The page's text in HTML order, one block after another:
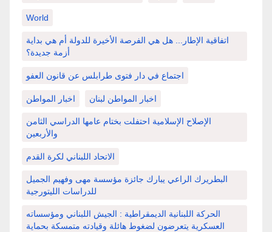
World
اتفاقية الإطار... هل هي الفرصة الأخيرة للدولة أم هي بداية
أزمة جديدة؟
اجتماع في دار فتوى طرابلس عن قانون العفو
اخبار المواطن اخبار المواطن لبنان
الإصلاح الإسلامية احتفلت بختام عامها الدراسي الثامن
والأربعين
الاتحاد اللبناني لكرة القدم
البطريرك الراعي يبارك جائزة مؤسسة مهى وفهيم الجميل
للدراسات الليتورجية
الحركة اللبنانية الديمقراطية : الجيش اللبناني ومؤسساته
العسكرية يتعرضون لضغوط هائلة وقيادته متمسكة بحماية